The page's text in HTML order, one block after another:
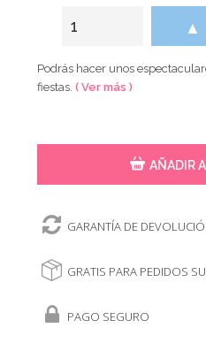
▲
Podrás hacer unos
fiestas.( Ver más )
AÑADIR
GARANTÍA DE
GRATIS PARA PEDIDOS
PAGO SEGURO